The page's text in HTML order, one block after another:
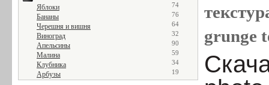
Яблоки 74
Бананы 76
Черешня и вишня 64
Виноград 32
Апельсины 90
Малина 59
Клубника 34
Арбузы 19
grunge